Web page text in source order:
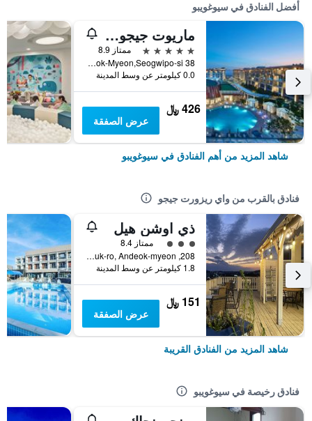
أفضل الفنادق في سيوغويبو
ماريوت جيجو شنوا وورلد هوتلز آند ريزورتس
5 نجوم
ممتاز 8.9
38 Sinhwayeoksa-ro 304Beon-Gil, Andeok-Myeon,Seogwipo-si, سيوغويبو, كوريا الجنوبية
0.0 كيلومتر عن وسط المدينة
426 ﷼
عرض الصفقة
شاهد المزيد من أهم الفنادق في سيوغويبو
فنادق بالقرب من واي ريزورت جيجو
ذي اوشن هيل
تقييم فئة 3ممتاز 8.4
208, Sagyebuk-ro, Andeok-myeon, سيوغويبو, كوريا الجنوبية
1.8 كيلومتر عن وسط المدينة
151 ﷼
عرض الصفقة
شاهد المزيد من الفنادق القريبة
فنادق رخيصة في سيوغويبو